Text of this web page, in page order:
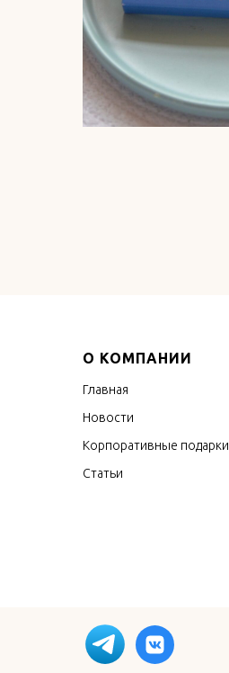
О КОМПАНИИ
Главная
Новости
Корпоративные подарки
Статьи